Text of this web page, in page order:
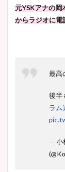
元YSKアナの岡
からラジオに電
最高
後半
ラム
— 小